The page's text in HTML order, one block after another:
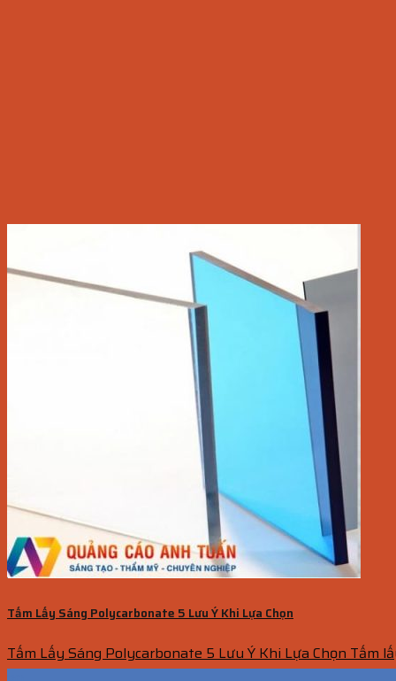
Tấm Lấy Sáng Polycarbonate 5 Lưu Ý Khi Lựa Chọn
Tấm Lấy Sáng Polycarbonate 5 Lưu Ý Khi Lựa Chọn Tấm